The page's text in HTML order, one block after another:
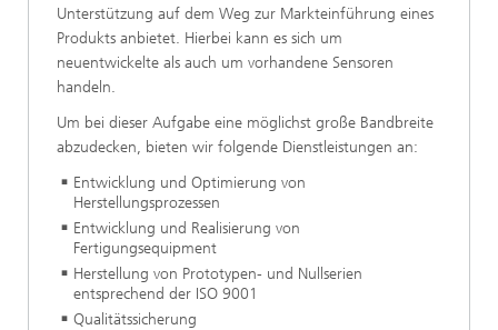
Unterstützung auf dem Weg zur Markteinführung eines
Produkts anbietet. Hierbei kann es sich um
neuentwickelte als auch um vorhandene Sensoren
handeln.
Um bei dieser Aufgabe eine möglichst große Bandbreite
abzudecken, bieten wir folgende Dienstleistungen an:
Entwicklung und Optimierung von
Herstellungsprozessen
Entwicklung und Realisierung von
Fertigungsequipment
Herstellung von Prototypen- und Nullserien
entsprechend der ISO 9001
Qualitätssicherung